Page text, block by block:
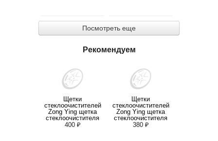
Посмотреть еще
Рекомендуем
Щетки
стеклоочистителей
Zong Ying щетка
стеклоочистителя
бескаркасная 28-
400 ₽
Щетки
стеклоочистителей
Zong Ying щетка
стеклоочистителя
бескаркасная 26-
380 ₽